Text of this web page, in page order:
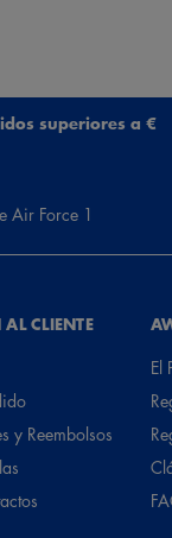
superiores a €
Air Force 1
CLIENTE
y Reembolsos
El